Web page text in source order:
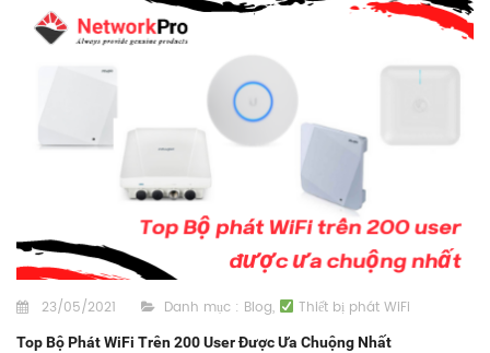
23/05/2021 Danh mục : Blog, Thiết bị phát WiFi
Top Bộ Phát WiFi Trên 200 User Được Ưa Chuộng Nhất